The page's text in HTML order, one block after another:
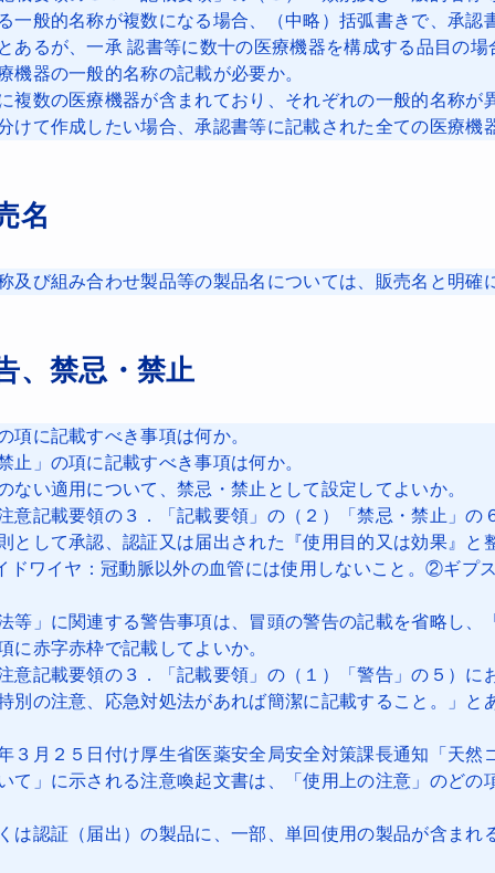
一般的名称が複数になる場合、（中略）括弧書きで、承認
あるが、一承 認書等に数十の医療機器を構成する品目の
機器の一般的名称の記載が必要か。
複数の医療機器が含まれており、それぞれの一般的名称が
けて作成したい場合、承認書等に記載された全ての医療機
名
及び組み合わせ製品等の製品名については、販売名と明確
、禁忌・禁止
項に記載すべき事項は何か。
止」の項に記載すべき事項は何か。
ない適用について、禁忌・禁止として設定してよいか。
意記載要領の３．「記載要領」の（２）「禁忌・禁止」の
として承認、認証又は届出された『使用目的又は効果』と
ワイヤ：冠動脈以外の血管には使用しないこと。②ギプ
等」に関連する警告事項は、冒頭の警告の記載を省略し、
に赤字赤枠で記載してよいか。
意記載要領の３．「記載要領」の（１）「警告」の５）に
別の注意、応急対処法があれば簡潔に記載すること。」
３月２５日付け厚生省医薬安全局安全対策課長通知「天然
て」に示される注意喚起文書は、「使用上の注意」のどの
は認証（届出）の製品に、一部、単回使用の製品が含まれ